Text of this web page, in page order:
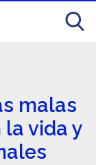
malas
vida y